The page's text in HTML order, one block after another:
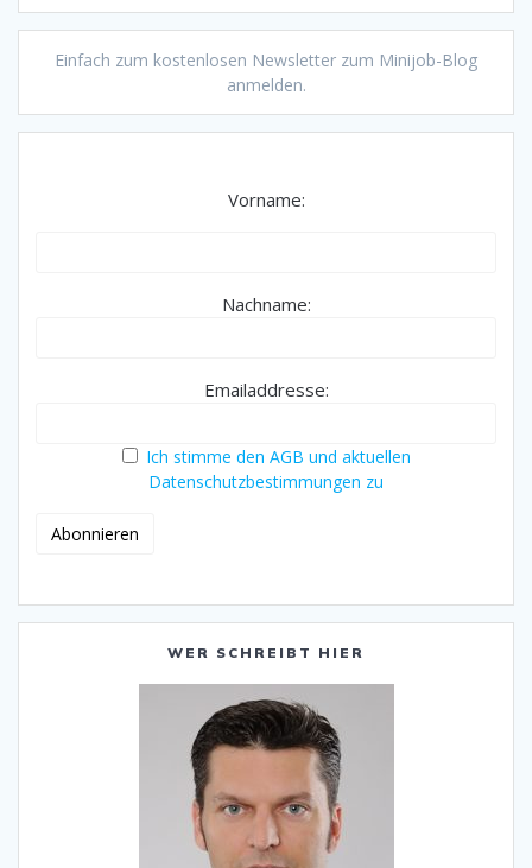
Einfach zum kostenlosen Newsletter zum Minijob-Blog
anmelden.
Vorname:
Nachname:
Emailaddresse:
Ich stimme den AGB und aktuellen
Datenschutzbestimmungen zu
WER SCHREIBT HIER